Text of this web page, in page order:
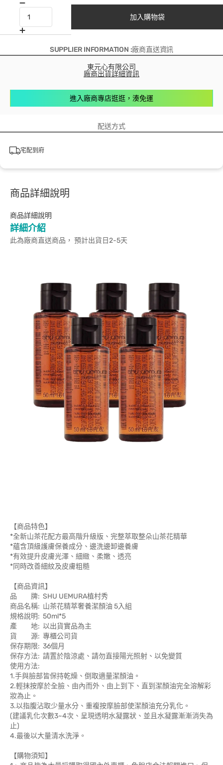
加入購物袋
SUPPLIER INFORMATION :廠商直送資訊
東元心有限公司
廠商出貨詳細資訊
進入廠商專店逛逛，湊免運
配送方式
宅配到府
商品詳細說明
商品詳細說明
詳細介紹
此為廠商直送商品， 預計出貨日2-5天
【商品特色】
*全新山茶花配方最高階升級版、完整萃取整朵山茶花精華
*蘊含頂級護膚保養成分、邊洗邊卸邊養膚
*有效提升皮膚光澤、細緻、柔嫩、透亮
*同時改善細紋及皮膚粗糙
【商品資訊】
品 牌: SHU UEMURA植村秀
商品名稱: 山茶花精萃奢養潔顏油 5入組
規格說明: 50ml*5
產 地: 以出貨實品為主
貨 源: 專櫃公司貨
保存期限: 36個月
保存方法: 請置於陰涼處、請勿直接陽光照射、以免變質
使用方法:
1.手與臉部皆保持乾燥、倒取適量潔顏油。
2.輕抹按摩於全臉、由內而外、由上到下、直到潔顏油完全溶解彩
妝為止。
3.以指腹沾取少量水分、重複按摩臉部使潔顏油充分乳化。
(建議乳化次數3~4次、呈現透明水凝露狀、並且水凝露漸漸消失為
止)
4.最後以大量清水洗淨。
【購物須知】